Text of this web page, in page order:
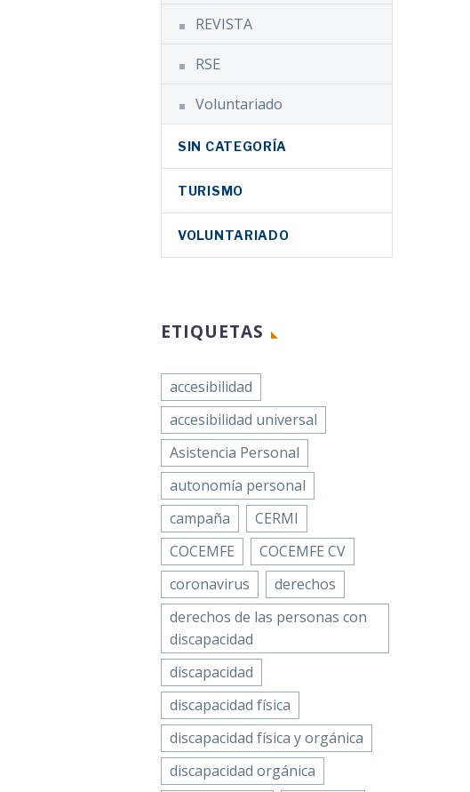
REVISTA
RSE
Voluntariado
SIN CATEGORÍA
TURISMO
VOLUNTARIADO
ETIQUETAS
accesibilidad
accesibilidad universal
Asistencia Personal
autonomía personal
campaña
CERMI
COCEMFE
COCEMFE CV
coronavirus
derechos
derechos de las personas con
discapacidad
discapacidad
discapacidad física
discapacidad física y orgánica
discapacidad orgánica